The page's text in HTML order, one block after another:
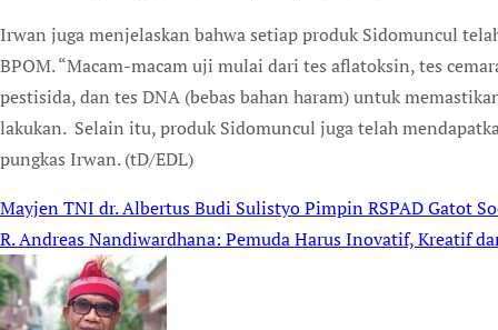
Irwan juga menjelaskan bahwa setiap produk Sidomuncul
BPOM. “Macam-macam uji mulai dari tes aflatoksin, tes
pestisida, dan tes DNA (bebas bahan haram) untuk
lakukan. Selain itu, produk Sidomuncul juga telah
pungkas Irwan. (tD/EDL)
Post
navigation
Mayjen TNI dr. Albertus Budi Sulistyo Pimpin RSPAD Gatot
R. Andreas Nandiwardhana: Pemuda Harus Inovatif, Kreatif